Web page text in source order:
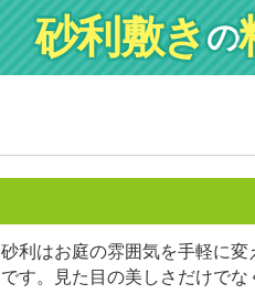
砂利敷きの
砂利はお庭の雰囲気を手軽に
です。見た目の美しさだけで